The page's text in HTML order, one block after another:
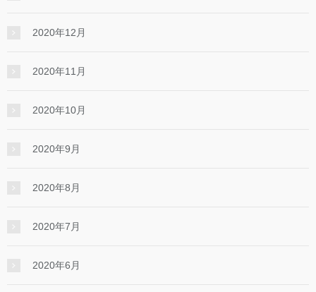
2020年12月
2020年11月
2020年10月
2020年9月
2020年8月
2020年7月
2020年6月